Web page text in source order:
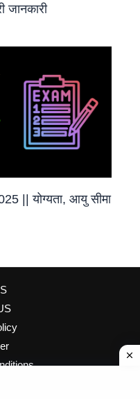
जानकारी
|| योग्यता, आयु सीमा